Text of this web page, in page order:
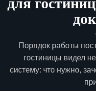
Порядок работы
гостиницы видел
систему: что нужно,